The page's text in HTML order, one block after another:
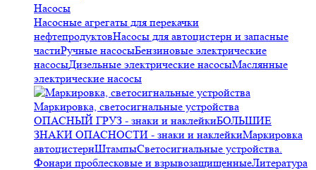
Насосы
Насосные агрегаты для перекачки
нефтепродуктовНасосы для автоцистерн и запасные
частиРучные насосыБензиновые электрические
насосыДизельные электрические насосыМаслянные
электрические насосы
Маркировка, светосигнальные устройства
ОПАСНЫЙ ГРУЗ - знаки и наклейкиБОЛЬШИЕ
ЗНАКИ ОПАСНОСТИ - знаки и наклейкиМаркировка
автоцистернШтампыСветосигнальные устройства.
Фонари проблесковые и взрывозащищенныеЛитература